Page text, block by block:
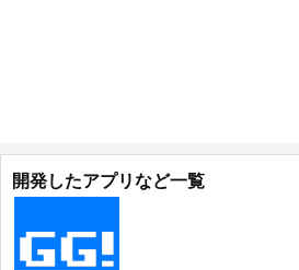
開発したアプリなど一覧